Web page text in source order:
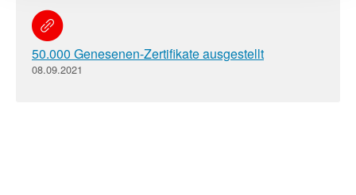
50.000 Genesenen-Zertifikate ausgestellt
08.09.2021